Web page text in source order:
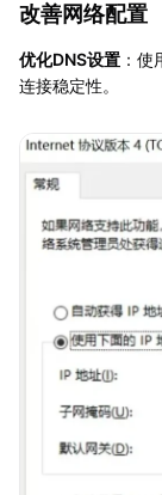
改善网络配置
优化DNS设置 ：
连接稳定性。